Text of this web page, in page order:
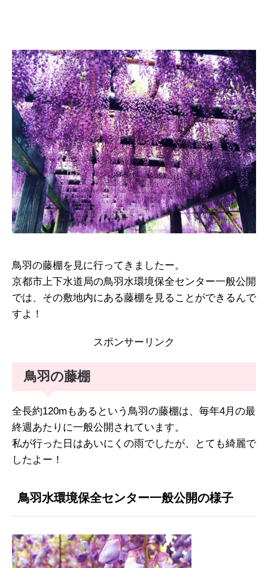
鳥羽の藤棚を見に行ってきましたー。
京都市上下水道局の鳥羽水環境保全センター一般公開
では、その敷地内にある藤棚を見ることができるんで
すよ！
スポンサーリンク
鳥羽の藤棚
全長約120mもあるという鳥羽の藤棚は、毎年4月の最
終週あたりに一般公開されています。
私が行った日はあいにくの雨でしたが、とても綺麗で
したよー！
鳥羽水環境保全センター一般公開の様子